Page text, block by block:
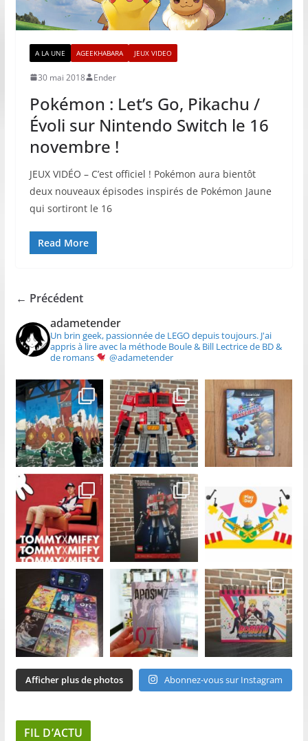
A LA UNE AGEEKHABARA JEUX VIDEO
30 mai 2018 Ender
Pokémon : Let’s Go, Pikachu /
Évoli sur Nintendo Switch le 16
novembre !
JEUX VIDÉO – C’est officiel ! Pokémon aura bientôt
deux nouveaux épisodes inspirés de Pokémon Jaune
qui sortiront le 16
Read More
← Précédent
adametender
Un brin geek, passionnée de LEGO depuis toujours.J'ai
appris à lire avec la méthode Boule & Bill Lectrice de BD &
de romans
@adametender
Afficher plus de photos Abonnez-vous sur Instagram
FIL D’ACTU